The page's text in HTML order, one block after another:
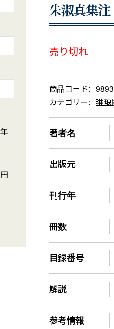
朱淑真集
売り切れ
商品コード:
カテゴリー: 琳琅
著者名
出版元
刊行年
冊数
目録番号
解説
参考情報
年
円